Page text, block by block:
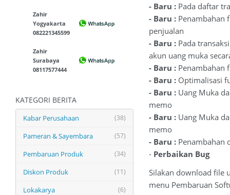
Zahir
Yogyakarta
082221345599
Zahir
Surabaya
08117577444
KATEGORI BERITA
(38)
Kabar Perusahaan
(57)
Pameran & Sayembara
(34)
Pembaruan Produk
(11)
Diskon Produk
(6)
Lokakarya
- Baru : Pada daftar
- Baru : Penambahan
penjualan
- Baru : Pada
akun uang muka
- Baru : Penambahan
- Baru : Optimalisasi
- Baru : Uang Muka
memo
- Baru : Uang Muka
memo
- Baru : Penambahan
- Perbaikan Bug
Silakan download file
menu Pembaruan